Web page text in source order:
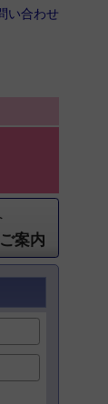
い合わせ
案内